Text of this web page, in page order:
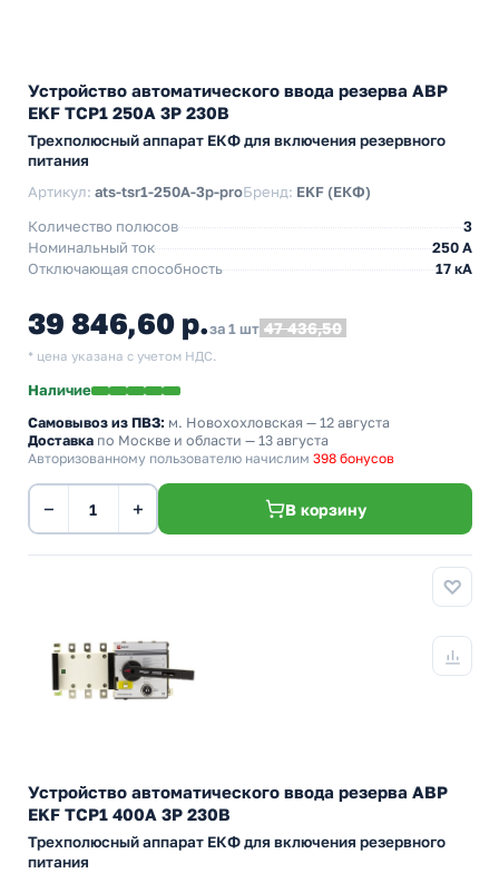
Устройство автоматического ввода резерва АВР
EKF ТСР1 250А 3Р 230В
Трехполюсный аппарат ЕКФ для включения резервного
питания
Артикул: ats-tsr1-250A-3p-proБренд: EKF (ЕКФ)
Количество полюсов
3
Номинальный ток
250 А
Отключающая способность
17 кА
39 846,60 р.за 1 шт 47 436,50
* цена указана с учетом НДС.
Наличие
Самовывоз из ПВЗ: м. Новохохловская — 12 августа
Доставка по Москве и области — 13 августа
Авторизованному пользователю начислим 398 бонусов
− + В корзину
Устройство автоматического ввода резерва АВР
EKF ТСР1 400А 3Р 230В
Трехполюсный аппарат ЕКФ для включения резервного
питания